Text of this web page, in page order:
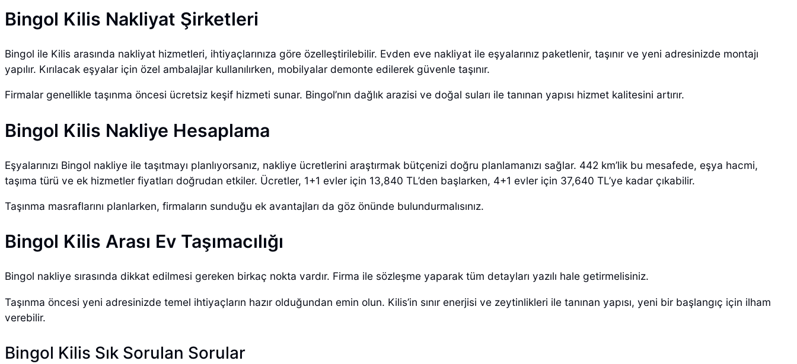
Bingol Kilis Nakliyat Şirketleri
Bingol ile Kilis arasında nakliyat hizmetleri, ihtiyaçlarınıza göre özelleştirilebilir. Evden eve nakliyat ile eşyalarınız paketlenir, taşınır ve yeni adresinizde montajı
yapılır. Kırılacak eşyalar için özel ambalajlar kullanılırken, mobilyalar demonte edilerek güvenle taşınır.
Firmalar genellikle taşınma öncesi ücretsiz keşif hizmeti sunar. Bingol’nın dağlık arazisi ve doğal suları ile tanınan yapısı hizmet kalitesini artırır.
Bingol Kilis Nakliye Hesaplama
Eşyalarınızı Bingol nakliye ile taşıtmayı planlıyorsanız, nakliye ücretlerini araştırmak bütçenizi doğru planlamanızı sağlar. 442 km’lik bu mesafede, eşya hacmi,
taşıma türü ve ek hizmetler fiyatları doğrudan etkiler. Ücretler, 1+1 evler için 13,840 TL’den başlarken, 4+1 evler için 37,640 TL’ye kadar çıkabilir.
Taşınma masraflarını planlarken, firmaların sunduğu ek avantajları da göz önünde bulundurmalısınız.
Bingol Kilis Arası Ev Taşımacılığı
Bingol nakliye sırasında dikkat edilmesi gereken birkaç nokta vardır. Firma ile sözleşme yaparak tüm detayları yazılı hale getirmelisiniz.
Taşınma öncesi yeni adresinizde temel ihtiyaçların hazır olduğundan emin olun. Kilis’in sınır enerjisi ve zeytinlikleri ile tanınan yapısı, yeni bir başlangıç için ilham
verebilir.
Bingol Kilis Sık Sorulan Sorular